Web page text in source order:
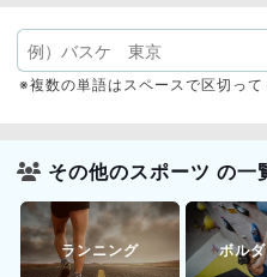
※複数の単語はスペースで区切って
その他のスポーツ の一
ランニング ボル